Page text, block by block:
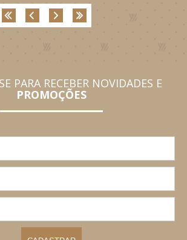
PARA RECEBER NOVIDADES E
PROMOÇÕES